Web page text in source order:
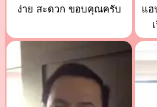
ง่าย สะดวก ขอบคุณครับ
แฮ